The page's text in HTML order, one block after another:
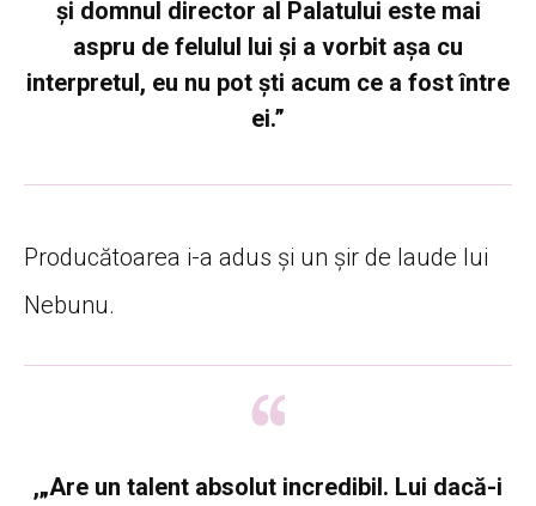
și domnul director al Palatului este mai
aspru de felulul lui și a vorbit așa cu
interpretul, eu nu pot ști acum ce a fost între
ei.”
Producătoarea i-a adus și un șir de laude lui
Nebunu.
,„Are un talent absolut incredibil. Lui dacă-i